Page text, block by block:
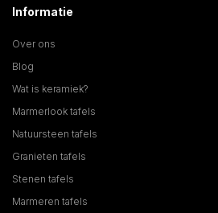
Informatie
Over ons
Blog
Wat is keramiek?
Marmerlook tafels
Natuursteen tafels
Granieten tafels
Stenen tafels
Marmeren tafels